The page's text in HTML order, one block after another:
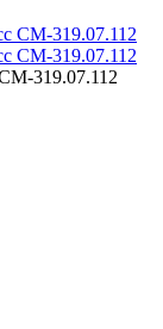
319.07.112